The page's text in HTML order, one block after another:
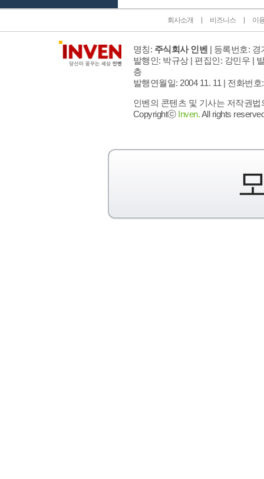
회사소개 비즈니스 이
명칭: 주식회사 인벤 | 등록번호: 경
발행인: 박규상 | 편집인: 강민우 |
층
발행연월일: 2004 11. 11 | 전화번호
인벤의 콘텐츠 및 기사는 저작권
Copyrightⓒ Inven.All rights